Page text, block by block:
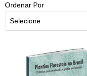
Ordenar Por
Selecione